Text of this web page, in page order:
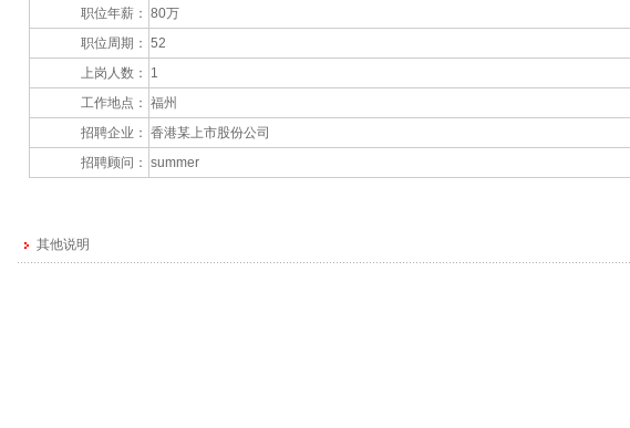
职位年薪： 80万
职位周期： 52
上岗人数：
1
工作地点： 福州
招聘企业： 香港某上市股份公司
招聘顾问： summer
其他说明